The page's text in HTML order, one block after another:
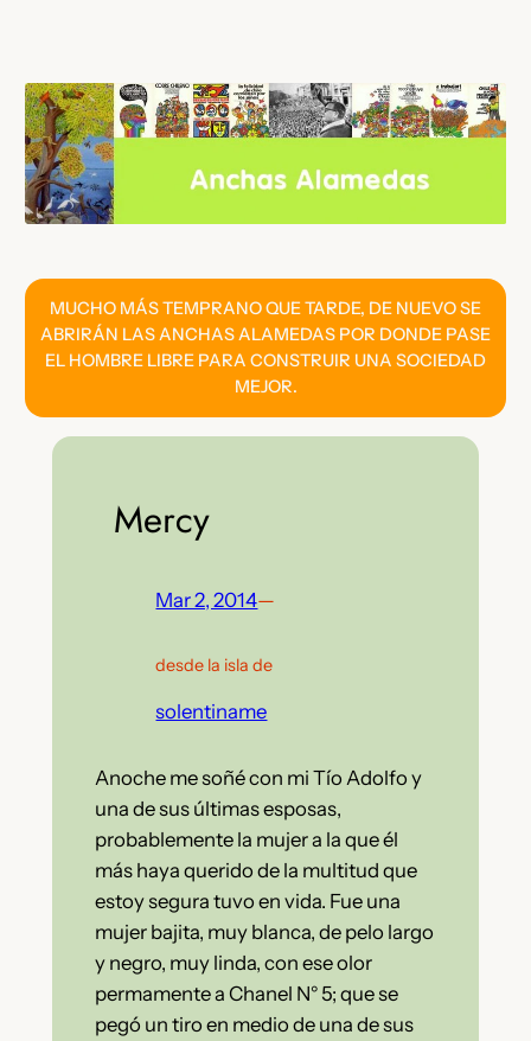
contenido
MUCHO MÁS TEMPRANO QUE TARDE, DE NUEVO SE
ABRIRÁN LAS ANCHAS ALAMEDAS POR DONDE PASE
EL HOMBRE LIBRE PARA CONSTRUIR UNA SOCIEDAD
MEJOR.
Mercy
Mar 2, 2014—
desde la isla de
solentiname
Anoche me soñé con mi Tío Adolfo y
una de sus últimas esposas,
probablemente la mujer a la que él
más haya querido de la multitud que
estoy segura tuvo en vida. Fue una
mujer bajita, muy blanca, de pelo largo
y negro, muy linda, con ese olor
permamente a Chanel N° 5; que se
pegó un tiro en medio de una de sus